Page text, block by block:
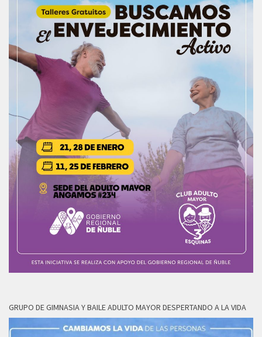
GRUPO DE GIMNASIA Y BAILE ADULTO MAYOR DESPERTANDO A LA VIDA